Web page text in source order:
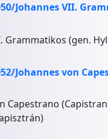
Johannes VII.
Grammatikos (gen.
Johannes von
Capestrano